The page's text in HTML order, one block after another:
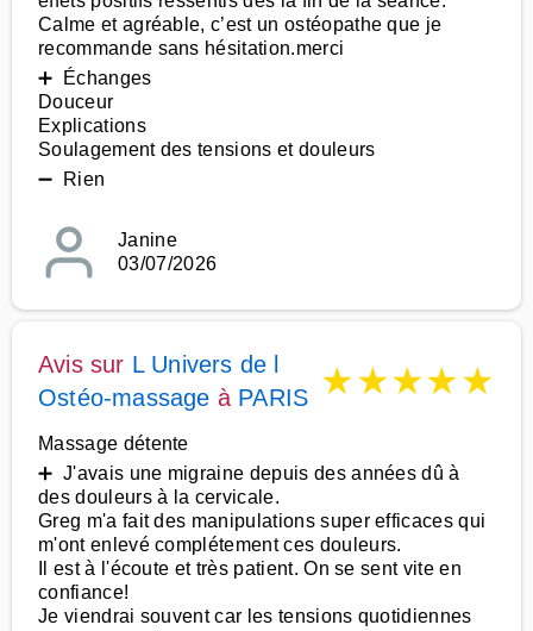
Calme et agréable, c’est un ostéopathe que je
recommande sans hésitation.merci
➕ Échanges
Douceur
Explications
Soulagement des tensions et douleurs
➖ Rien
Janine
03/07/2026
Avis sur L Univers de l
Ostéo-massage à PARIS ★★★★★
Massage détente
➕ J'avais une migraine depuis des années dû à
des douleurs à la cervicale.
Greg m'a fait des manipulations super efficaces qui
m'ont enlevé complétement ces douleurs.
Il est à l'écoute et très patient. On se sent vite en
confiance!
Je viendrai souvent car les tensions quotidiennes